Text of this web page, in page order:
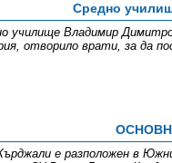
Средно
училище Владимир
отворило врати, за да
е разположен в